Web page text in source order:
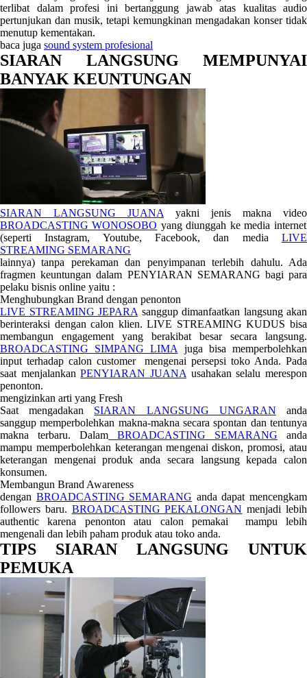
terlibat dalam profesi ini bertanggung jawab atas kualitas audio
pertunjukan dan musik, tetapi kemungkinan mengadakan konser tidak
menutup kementakan.
baca juga sound system profesional
SIARAN LANGSUNG MEMPUNYAI
BANYAK KEUNTUNGAN
SIARAN LANGSUNG JUANA yakni jenis makna video
BROADCASTING WONOSOBO yang diunggah ke media internet
(seperti Instagram, Youtube, Facebook, dan media LIVE
STREAMING SEMARANG
lainnya) tanpa perekaman dan penyimpanan terlebih dahulu. Ada
fragmen keuntungan dalam PENYIARAN SEMARANG bagi para
pelaku bisnis online yaitu :
Menghubungkan Brand dengan penonton
LIVE STREAMING JEPARA sanggup dimanfaatkan langsung akan
berinteraksi dengan calon klien. LIVE STREAMING KUDUS bisa
membangun engagement yang berakibat besar secara langsung.
BROADCASTING SIMPANG LIMA juga bisa memperbolehkan
input terhadap calon customer mengenai persepsi toko Anda. Pada
saat menjalankanPENYIARAN JUANA usahakan selalu merespon
penonton.
mengizinkan arti yang Fresh
Saat mengadakan SIARAN LANGSUNG UNGARAN anda
sanggup memperbolehkan makna-makna secara spontan dan tentunya
makna terbaru. Dalam BROADCASTING SEMARANG anda
mampu memperbolehkan keterangan mengenai diskon, promosi, atau
keterangan mengenai produk anda secara langsung kepada calon
konsumen.
Membangun Brand Awareness
dengan BROADCASTING SEMARANG anda dapat mencengkam
followers baru. BROADCASTING PEKALONGAN menjadi lebih
authentic karena penonton atau calon pemakai mampu lebih
mengenali dan lebih paham produk atau toko anda.
TIPS SIARAN LANGSUNG UNTUK
PEMUKA